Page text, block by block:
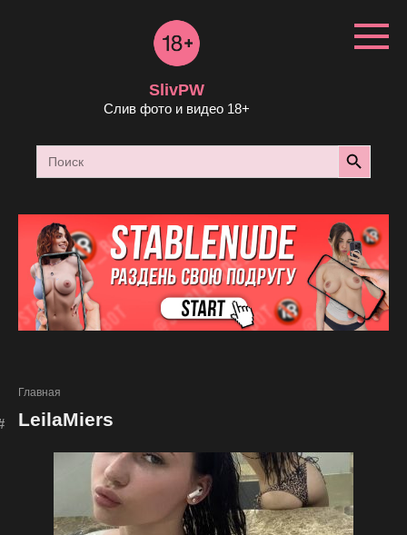
SlivPW
Слив фото и видео 18+
Search
for:
Search Button
Главная
LeilaMiers